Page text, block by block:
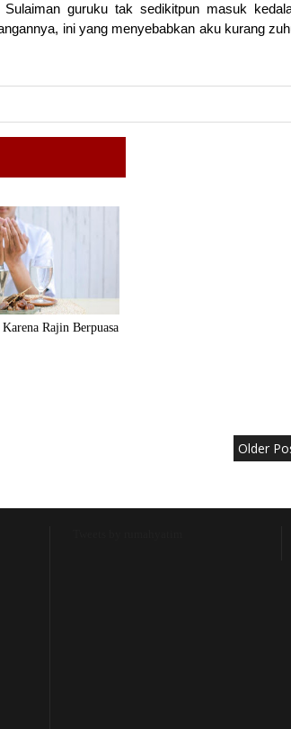
guruku tak sedikitpun masuk
ini yang menyebabkan aku kurang
Karena Rajin Berpuasa
Older